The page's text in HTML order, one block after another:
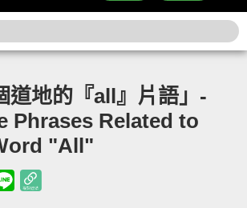
道地的『all』片語」-
Phrases Related to
"All"